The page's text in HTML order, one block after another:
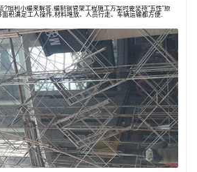
?旭利小编来解答.编制钢管架工程施工方案时要坚持"五性"原
积满足工人操作,材料堆放、人员行走、车辆运输都方便.